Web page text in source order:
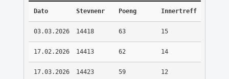
Dato Stevnenr Poeng Innertreff
03.03.2026 14418 63 15
17.02.2026 14413 62 14
17.03.2026 14423 59 12